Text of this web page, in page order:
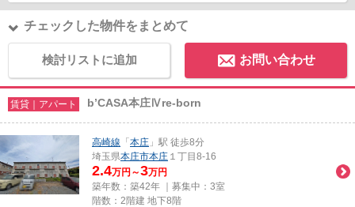
チェックした物件をまとめて
検討リストに追加 お問い合わせ
賃貸｜アパート b’CASA本庄Ⅳre-born
高崎線 「 本庄 」駅 徒歩8分
埼玉県本庄市本庄 １丁目8-16
2.4万円～3万円
築年数：築42年 ｜募集中： 3室
階数：2階建 地下8階